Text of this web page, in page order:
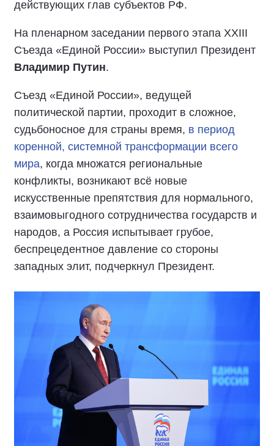
действующих глав субъектов РФ.
На пленарном заседании первого этапа XXIII
Съезда «Единой России» выступил Президент
Владимир Путин.
Съезд «Единой России», ведущей
политической партии, проходит в сложное,
судьбоносное для страны время, в период
коренной, системной трансформации всего
мира, когда множатся региональные
конфликты, возникают всё новые
искусственные препятствия для нормального,
взаимовыгодного сотрудничества государств и
народов, а Россия испытывает грубое,
беспрецедентное давление со стороны
западных элит, подчеркнул Президент.